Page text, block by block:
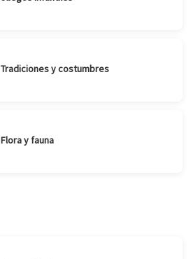
Tradiciones y costumbres
Flora y fauna